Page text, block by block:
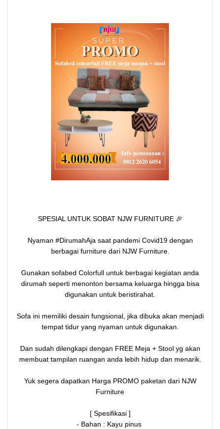
SPESIAL UNTUK SOBAT NJW FURNITURE 🎉
Nyaman #DirumahAja saat pandemi Covid19 dengan
berbagai furniture dari NJW Furniture.
Gunakan sofabed Colorfull untuk berbagai kegiatan anda
dirumah seperti menonton bersama keluarga hingga bisa
digunakan untuk beristirahat.
Sofa ini memiliki desain fungsional, jika dibuka akan menjadi
tempat tidur yang nyaman untuk digunakan.
Dan sudah dilengkapi dengan FREE Meja + Stool yg akan
membuat tampilan ruangan anda lebih hidup dan menarik.
Yuk segera dapatkan Harga PROMO paketan dari NJW
Furniture
[ Spesifikasi ]
- Bahan : Kayu pinus